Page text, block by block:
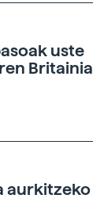
uste
Britainia
aurkitzeko